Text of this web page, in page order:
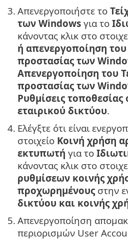
3. Απενεργοποιήστε το
των Windows για το
κάνοντας κλικ στο
ή απενεργοποίηση του
προστασίας των
Απενεργοποίηση του
προστασίας των
Ρυθμίσεις τοποθεσίας
εταιρικού δικτύου.
4. Ελέγξτε ότι είναι
στοιχείο Κοινή χρήση
εκτυπωτή για το
κάνοντας κλικ στο
ρυθμίσεων κοινής
προχωρημένους στην
δικτύου και κοινής
5. Απενεργοποίηση
περιορισμών User